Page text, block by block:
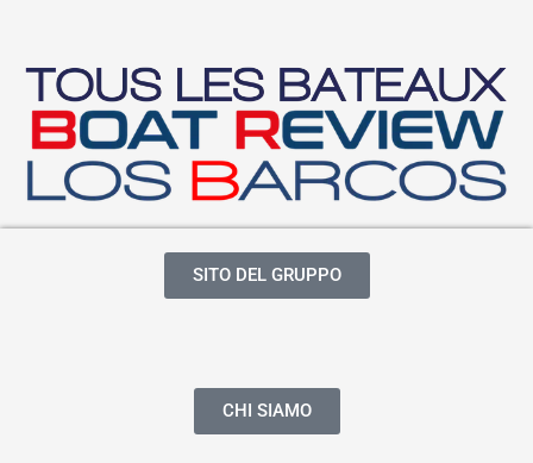
SITO DEL GRUPPO
CHI SIAMO